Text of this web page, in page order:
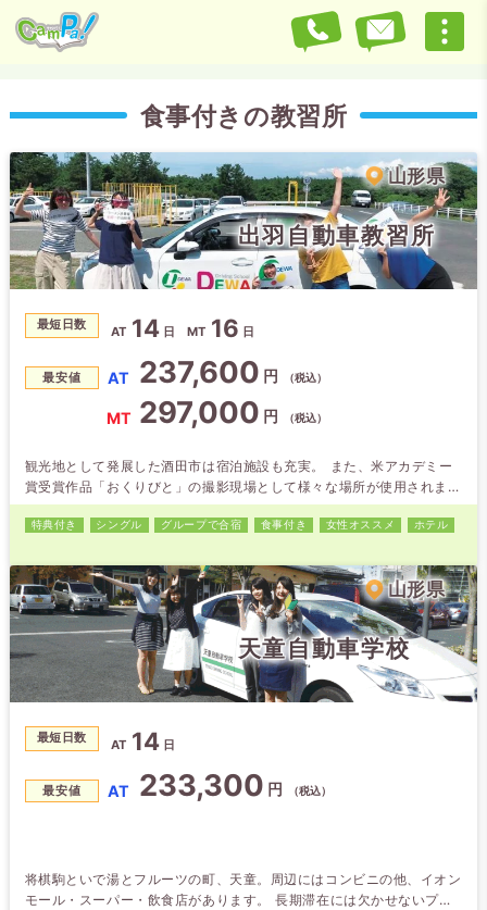
食事付きの教習所
山形県
出羽自動車教習所
最短日数 AT 14 日 MT 16 日
最安値 AT 237,600 円 （税込）
MT 297,000 円 （税込）
観光地として発展した酒田市は宿泊施設も充実。 また、米アカデミー
賞受賞作品「おくりびと」の撮影現場として様々な場所が使用されまし
た。 この機会に是非酒田市へお越しください。
特典付き シングル グループで合宿 食事付き 女性オススメ ホテル
山形県
天童自動車学校
最短日数 AT 14 日
最安値 AT 233,300 円 （税込）
将棋駒といで湯とフルーツの町、天童。周辺にはコンビニの他、イオン
モール・スーパー・飲食店があります。 長期滞在には欠かせないプラ